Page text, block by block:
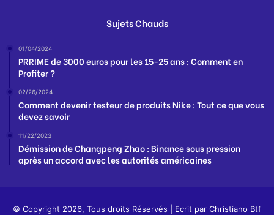
Sujets Chauds
01/04/2024
PRRIME de 3000 euros pour les 15-25 ans : Comment en
Profiter ?
02/26/2024
Comment devenir testeur de produits Nike : Tout ce que vous
devez savoir
11/22/2023
Démission de Changpeng Zhao : Binance sous pression
après un accord avec les autorités américaines
© Copyright 2026, Tous droits Réservés | Ecrit par Christiano Btf